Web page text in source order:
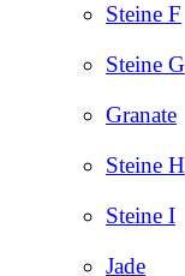
Steine F
Steine G
Granate
Steine H
Steine I
Jade